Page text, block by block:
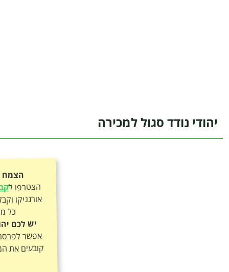
יהודי נודד סגול למכירה
הצמח
הצטרפו ל
כל
יש לכם
אפשר
קובעים את